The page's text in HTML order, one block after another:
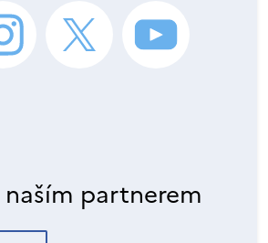
partnerem